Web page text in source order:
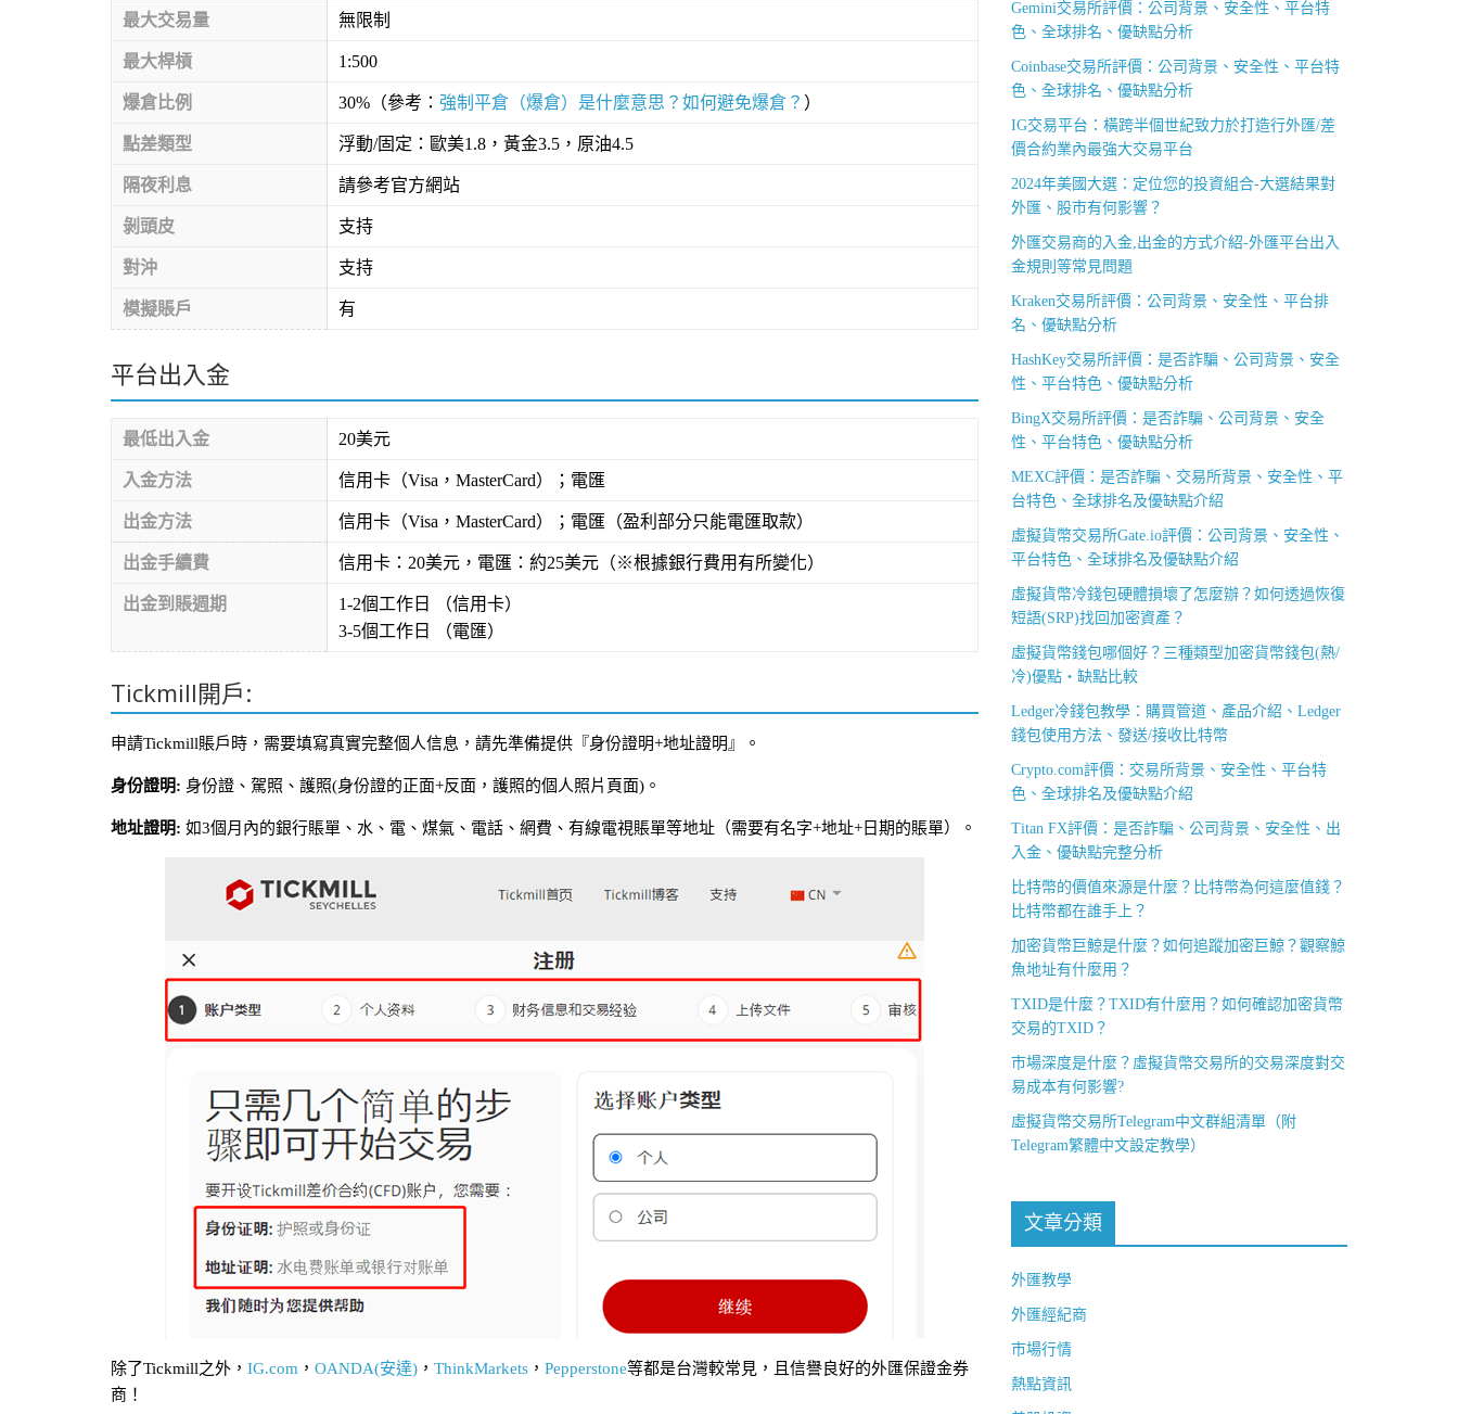
最大交易量 無限制
最大桿槓 1:500
爆倉比例 30%（參考： 強制平倉（爆倉）是什麼意思？如何避免爆倉？ ）
點差類型 浮動/固定：歐美1.8，黃金3.5，原油4.5
隔夜利息 請參考官方網站
剝頭皮 支持
對沖 支持
模擬賬戶 有
平台出入金
最低出入金 20美元
入金方法 信用卡（Visa，MasterCard）；電匯
出金方法 信用卡（Visa，MasterCard）；電匯（盈利部分只能電匯取款）
出金手續費 信用卡：20美元，電匯：約25美元（※根據銀行費用有所變化）
出金到賬週期
1-2個工作日 （信用卡）
3-5個工作日 （電匯）
Tickmill開戶:
申請Tickmill賬戶時，需要填寫真實完整個人信息，請先準備提供『身份證明+地址證明』。
身份證明: 身份證、駕照、護照(身份證的正面+反面，護照的個人照片頁面)。
地址證明: 如3個月內的銀行賬單、水、電、煤氣、電話、網費、有線電視賬單等地址（需要有名字+地址+日期的賬單）。
除了Tickmill之外， IG.com ， OANDA(安達) ， ThinkMarkets ， Pepperstone等都是台灣較常見，且信譽良好的外匯保證金券
商！
Gemini交易所評價：公司背景、安全性、平台特
色、全球排名、優缺點分析
Coinbase交易所評價：公司背景、安全性、平台特
色、全球排名、優缺點分析
IG交易平台：橫跨半個世紀致力於打造行外匯/差
價合約業內最強大交易平台
2024年美國大選：定位您的投資組合-大選結果對
外匯、股市有何影響？
外匯交易商的入金,出金的方式介紹-外匯平台出入
金規則等常見問題
Kraken交易所評價：公司背景、安全性、平台排
名、優缺點分析
HashKey交易所評價：是否詐騙、公司背景、安全
性、平台特色、優缺點分析
BingX交易所評價：是否詐騙、公司背景、安全
性、平台特色、優缺點分析
MEXC評價：是否詐騙、交易所背景、安全性、平
台特色、全球排名及優缺點介紹
虛擬貨幣交易所Gate.io評價：公司背景、安全性、
平台特色、全球排名及優缺點介紹
虛擬貨幣冷錢包硬體損壞了怎麼辦？如何透過恢復
短語(SRP)找回加密資產？
虛擬貨幣錢包哪個好？三種類型加密貨幣錢包(熱/
冷)優點・缺點比較
Ledger冷錢包教學：購買管道、產品介紹、Ledger
錢包使用方法、發送/接收比特幣
Crypto.com評價：交易所背景、安全性、平台特
色、全球排名及優缺點介紹
Titan FX評價：是否詐騙、公司背景、安全性、出
入金、優缺點完整分析
比特幣的價值來源是什麼？比特幣為何這麼值錢？
比特幣都在誰手上？
加密貨幣巨鯨是什麼？如何追蹤加密巨鯨？觀察鯨
魚地址有什麼用？
TXID是什麼？TXID有什麼用？如何確認加密貨幣
交易的TXID？
市場深度是什麼？虛擬貨幣交易所的交易深度對交
易成本有何影響?
虛擬貨幣交易所Telegram中文群組清單（附
Telegram繁體中文設定教學）
文章分類
外匯教學
外匯經紀商
市場行情
熱點資訊